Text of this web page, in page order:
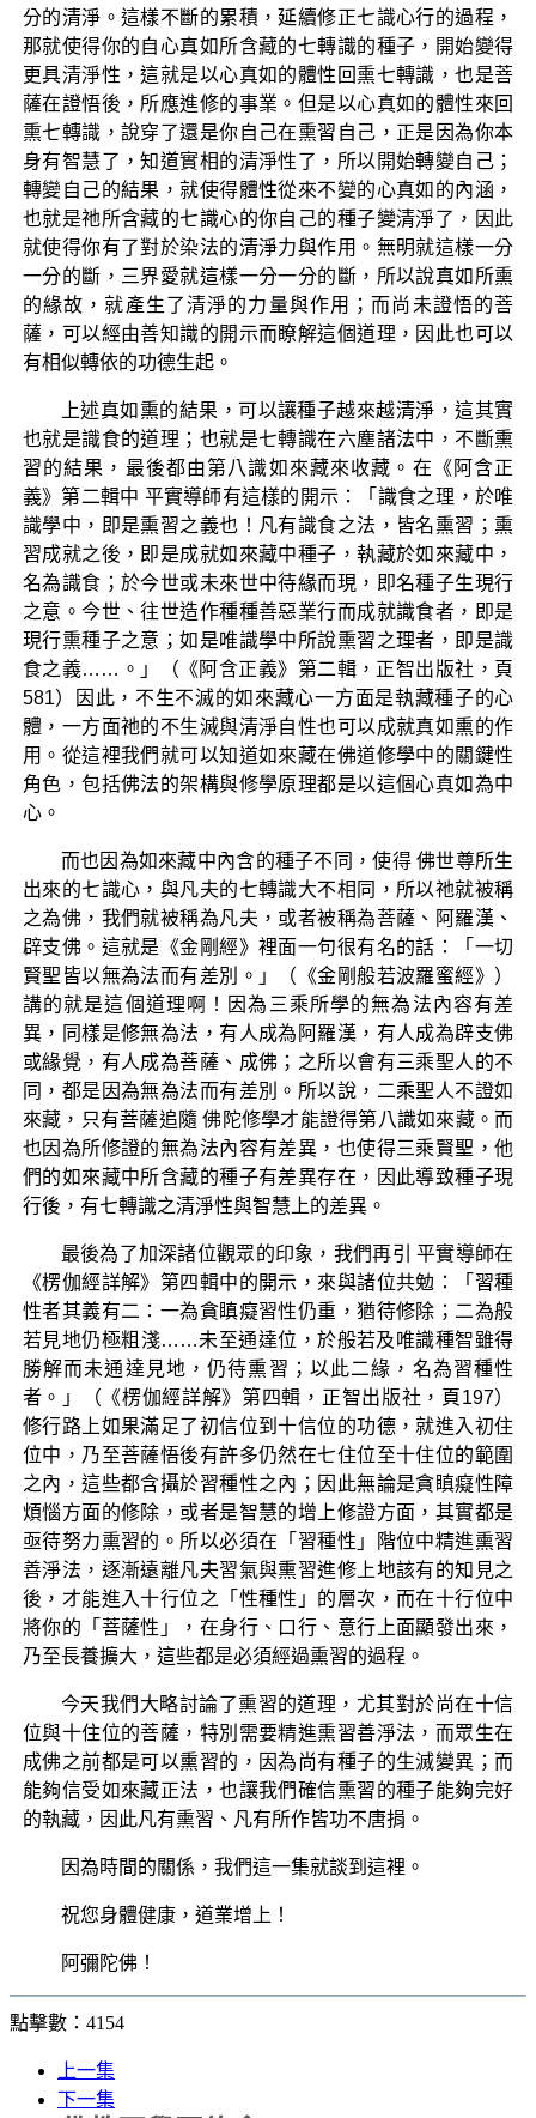
分的清淨。這樣不斷的累積，延續修正七識心行的過程，
那就使得你的自心真如所含藏的七轉識的種子，開始變得
更具清淨性，這就是以心真如的體性回熏七轉識，也是菩
薩在證悟後，所應進修的事業。但是以心真如的體性來回
熏七轉識，說穿了還是你自己在熏習自己，正是因為你本
身有智慧了，知道實相的清淨性了，所以開始轉變自己；
轉變自己的結果，就使得體性從來不變的心真如的內涵，
也就是祂所含藏的七識心的你自己的種子變清淨了，因此
就使得你有了對於染法的清淨力與作用。無明就這樣一分
一分的斷，三界愛就這樣一分一分的斷，所以說真如所熏
的緣故，就產生了清淨的力量與作用；而尚未證悟的菩
薩，可以經由善知識的開示而瞭解這個道理，因此也可以
有相似轉依的功德生起。
上述真如熏的結果，可以讓種子越來越清淨，這其實
也就是識食的道理；也就是七轉識在六塵諸法中，不斷熏
習的結果，最後都由第八識如來藏來收藏。在《阿含正
義》第二輯中 平實導師有這樣的開示：「識食之理，於唯
識學中，即是熏習之義也！凡有識食之法，皆名熏習；熏
習成就之後，即是成就如來藏中種子，執藏於如來藏中，
名為識食；於今世或未來世中待緣而現，即名種子生現行
之意。今世、往世造作種種善惡業行而成就識食者，即是
現行熏種子之意；如是唯識學中所說熏習之理者，即是識
食之義……。」（《阿含正義》第二輯，正智出版社，頁
581）因此，不生不滅的如來藏心一方面是執藏種子的心
體，一方面祂的不生滅與清淨自性也可以成就真如熏的作
用。從這裡我們就可以知道如來藏在佛道修學中的關鍵性
角色，包括佛法的架構與修學原理都是以這個心真如為中
心。
而也因為如來藏中內含的種子不同，使得 佛世尊所生
出來的七識心，與凡夫的七轉識大不相同，所以祂就被稱
之為佛，我們就被稱為凡夫，或者被稱為菩薩、阿羅漢、
辟支佛。這就是《金剛經》裡面一句很有名的話：「一切
賢聖皆以無為法而有差別。」（《金剛般若波羅蜜經》）
講的就是這個道理啊！因為三乘所學的無為法內容有差
異，同樣是修無為法，有人成為阿羅漢，有人成為辟支佛
或緣覺，有人成為菩薩、成佛；之所以會有三乘聖人的不
同，都是因為無為法而有差別。所以說，二乘聖人不證如
來藏，只有菩薩追隨 佛陀修學才能證得第八識如來藏。而
也因為所修證的無為法內容有差異，也使得三乘賢聖，他
們的如來藏中所含藏的種子有差異存在，因此導致種子現
行後，有七轉識之清淨性與智慧上的差異。
最後為了加深諸位觀眾的印象，我們再引 平實導師在
《楞伽經詳解》第四輯中的開示，來與諸位共勉：「習種
性者其義有二：一為貪瞋癡習性仍重，猶待修除；二為般
若見地仍極粗淺……未至通達位，於般若及唯識種智雖得
勝解而未通達見地，仍待熏習；以此二緣，名為習種性
者。」（《楞伽經詳解》第四輯，正智出版社，頁197）
修行路上如果滿足了初信位到十信位的功德，就進入初住
位中，乃至菩薩悟後有許多仍然在七住位至十住位的範圍
之內，這些都含攝於習種性之內；因此無論是貪瞋癡性障
煩惱方面的修除，或者是智慧的增上修證方面，其實都是
亟待努力熏習的。所以必須在「習種性」階位中精進熏習
善淨法，逐漸遠離凡夫習氣與熏習進修上地該有的知見之
後，才能進入十行位之「性種性」的層次，而在十行位中
將你的「菩薩性」，在身行、口行、意行上面顯發出來，
乃至長養擴大，這些都是必須經過熏習的過程。
今天我們大略討論了熏習的道理，尤其對於尚在十信
位與十住位的菩薩，特別需要精進熏習善淨法，而眾生在
成佛之前都是可以熏習的，因為尚有種子的生滅變異；而
能夠信受如來藏正法，也讓我們確信熏習的種子能夠完好
的執藏，因此凡有熏習、凡有所作皆功不唐捐。
因為時間的關係，我們這一集就談到這裡。
祝您身體健康，道業增上！
阿彌陀佛！
點擊數：4154
上一集
下一集